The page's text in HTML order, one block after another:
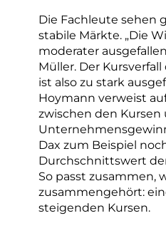
Die Fachleute sehen
stabile Märkte. „Die
moderater
Müller. Der
ist also zu stark
Hoymann verweist
zwischen den Kursen
Dax zum Beispiel
Durchschnittswert
So passt zusammen,
zusammengehört:
steigenden Kursen.